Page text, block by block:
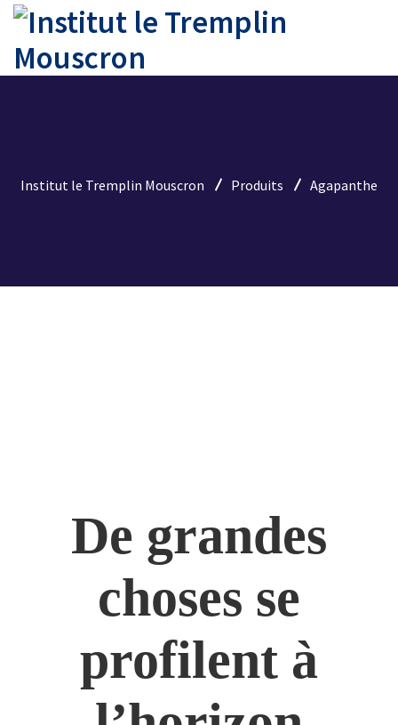
Institut le Tremplin Mouscron Produits Agapanthe
De grandes
choses se
profilent à